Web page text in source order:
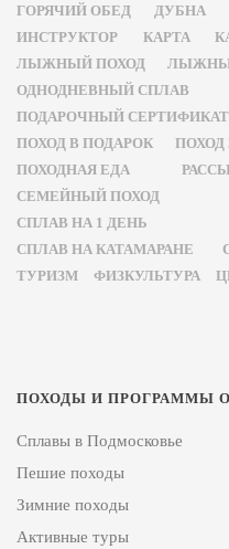
ГОРЯЧИЙ ОБЕД
ДУБНА
ИНСТРУКТОР
КАРТА
ЛЫЖНЫЙ ПОХОД
ОДНОДНЕВНЫЙ СПЛАВ
ПОДАРОЧНЫЙ СЕРТИФИКАТ
ПОХОД В ПОДАРОК
ПОХОДНАЯ ЕДА
СЕМЕЙНЫЙ ПОХОД
СПЛАВ НА 1 ДЕНЬ
СПЛАВ НА КАТАМАРАНЕ
ТУРИЗМ
ФИЗКУЛЬТУРА
ПОХОДЫ И ПРОГРАММЫ
Сплавы в Подмосковье
Пешие походы
Зимние походы
Активные туры